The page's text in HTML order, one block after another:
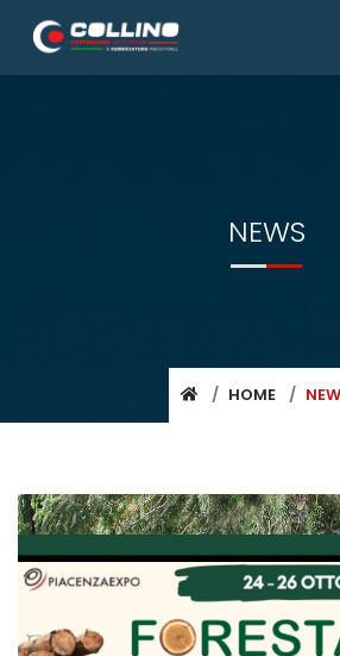
NEWS
HOME